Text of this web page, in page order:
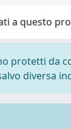
a questo
protetti da
diversa